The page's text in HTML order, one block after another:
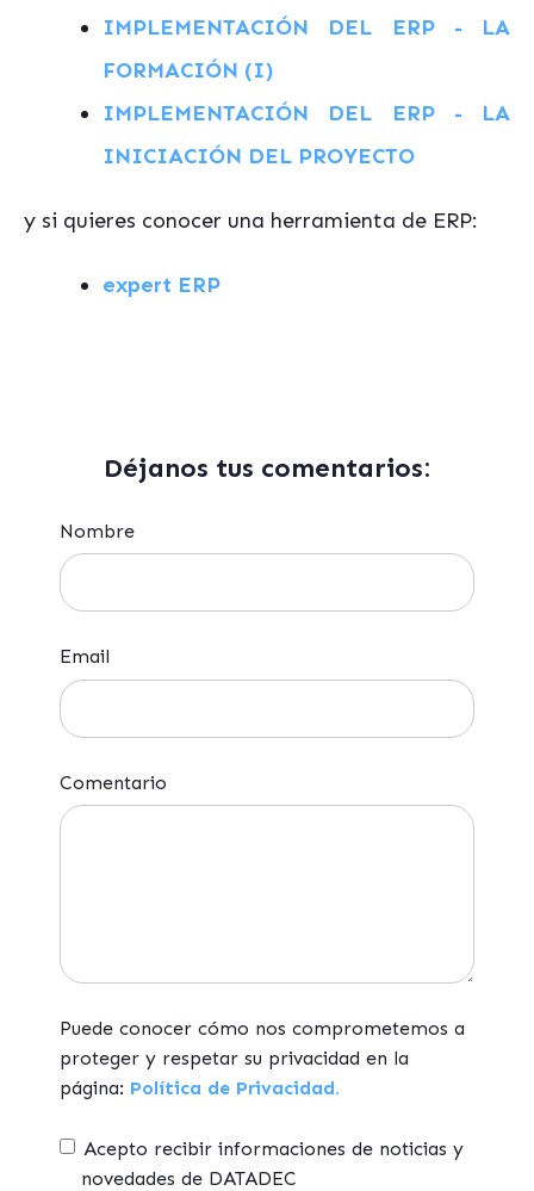
IMPLEMENTACIÓN DEL ERP - LA
FORMACIÓN (I)
IMPLEMENTACIÓN DEL ERP - LA
INICIACIÓN DEL PROYECTO
y si quieres conocer una herramienta de ERP:
expert ERP
Déjanos tus comentarios:
Nombre
Email
Comentario
Puede conocer cómo nos comprometemos a
proteger y respetar su privacidad en la
página: Política de Privacidad.
Acepto recibir informaciones de noticias y
novedades de DATADEC